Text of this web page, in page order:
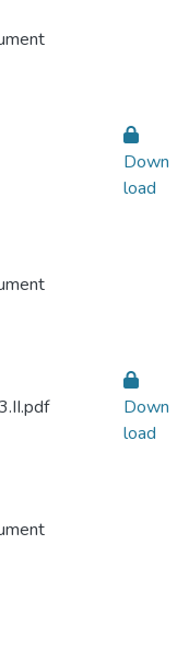
Down
load
Down
load